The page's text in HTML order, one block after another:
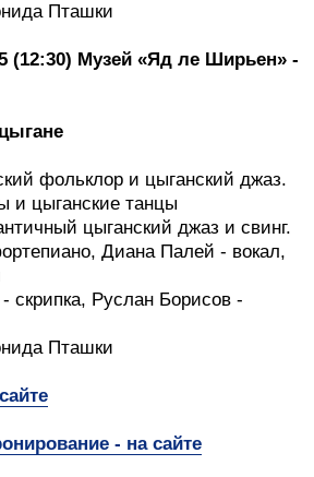
Пташки
(12:30) Музей «Яд ле Ширьен» -
фольклор и цыганский джаз.
и цыганские танцы
цыганский джаз и свинг.
Диана Палей - вокал,
скрипка, Руслан Борисов -
Пташки
- на сайте